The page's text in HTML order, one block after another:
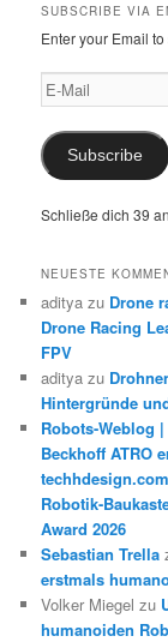
SUBSCRIBE VIA
Enter your Email
E-
Mail
Subscribe
Schließe dich 39
NEUESTE
aditya zu Drone
Drone Racing
FPV
aditya zu
Hintergründe
Robots-Weblog
Beckhoff ATRO
Robotik-
Award 2026
Sebastian Trella
erstmals
Volker Miegel zu
humanoiden